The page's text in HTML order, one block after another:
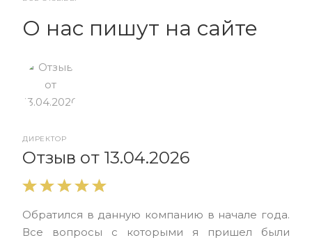
О нас пишут на сайте
ДИРЕКТОР
Отзыв от 13.04.2026
Обратился в данную компанию в начале года.
Все вопросы с которыми я пришел были